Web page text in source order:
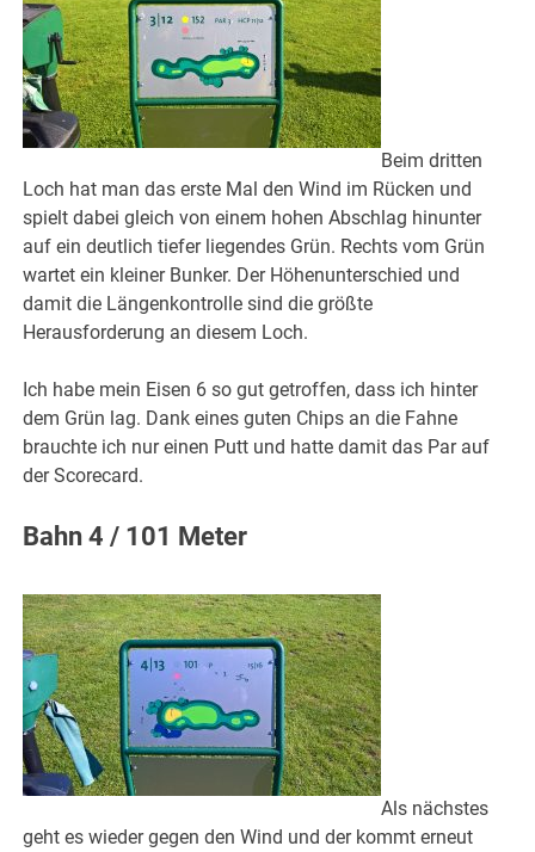
Beim dritten
Loch hat man das erste Mal den Wind im Rücken und
spielt dabei gleich von einem hohen Abschlag hinunter
auf ein deutlich tiefer liegendes Grün. Rechts vom Grün
wartet ein kleiner Bunker. Der Höhenunterschied und
damit die Längenkontrolle sind die größte
Herausforderung an diesem Loch.
Ich habe mein Eisen 6 so gut getroffen, dass ich hinter
dem Grün lag. Dank eines guten Chips an die Fahne
brauchte ich nur einen Putt und hatte damit das Par auf
der Scorecard.
Bahn 4 / 101 Meter
Als nächstes
geht es wieder gegen den Wind und der kommt erneut